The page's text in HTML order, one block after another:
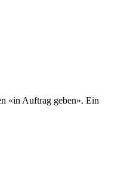
«in Auftrag geben». Ein